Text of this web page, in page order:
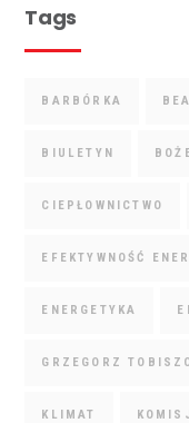
Tags
BARBÓRKA
BIULETYN
CIEPŁOWNICTWO
EFEKTYWNOŚĆ
ENERGETYKA
GRZEGORZ
KLIMAT